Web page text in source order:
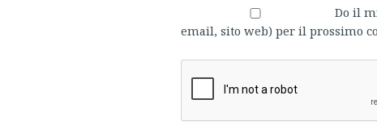
Do il
email, sito web) per il prossimo